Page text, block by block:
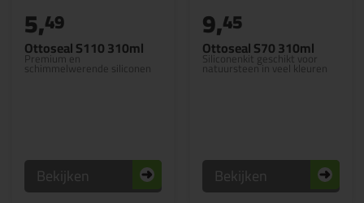
Ottoseal S110 310ml
Premium en
schimmelwerende siliconen
5,49
Bekijken
Ottoseal S70 310ml
Siliconenkit geschikt voor
natuursteen in veel kleuren
9,45
Bekijken